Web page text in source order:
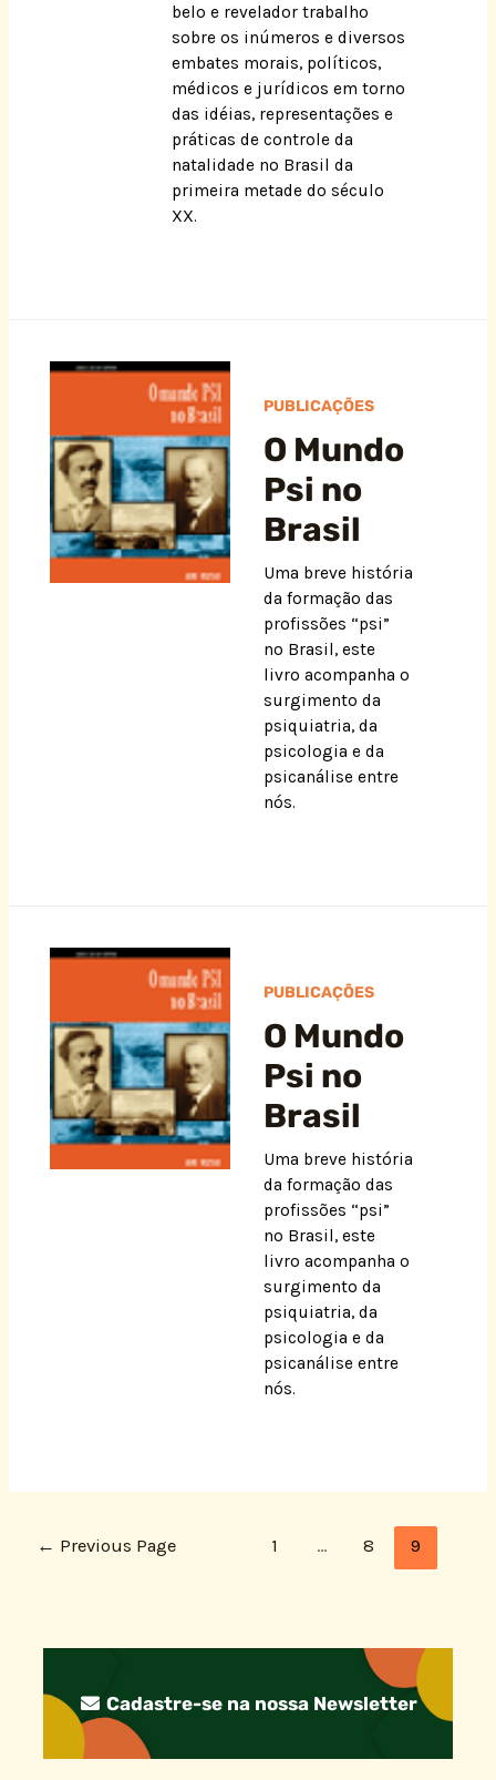
belo e revelador trabalho
sobre os inúmeros e diversos
embates morais, políticos,
médicos e jurídicos em torno
das idéias, representações e
práticas de controle da
natalidade no Brasil da
primeira metade do século
XX.
PUBLICAÇÕES
O Mundo
Psi no
Brasil
Uma breve história
da formação das
profissões “psi”
no Brasil, este
livro acompanha o
surgimento da
psiquiatria, da
psicologia e da
psicanálise entre
nós.
PUBLICAÇÕES
O Mundo
Psi no
Brasil
Uma breve história
da formação das
profissões “psi”
no Brasil, este
livro acompanha o
surgimento da
psiquiatria, da
psicologia e da
psicanálise entre
nós.
← Previous Page 1 … 8 9
Cadastre-se na nossa Newsletter